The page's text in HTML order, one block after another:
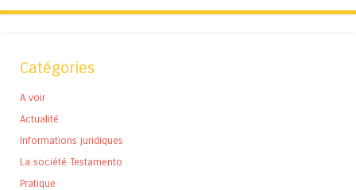
Catégories
A voir
Actualité
Informations juridiques
La société Testamento
Pratique